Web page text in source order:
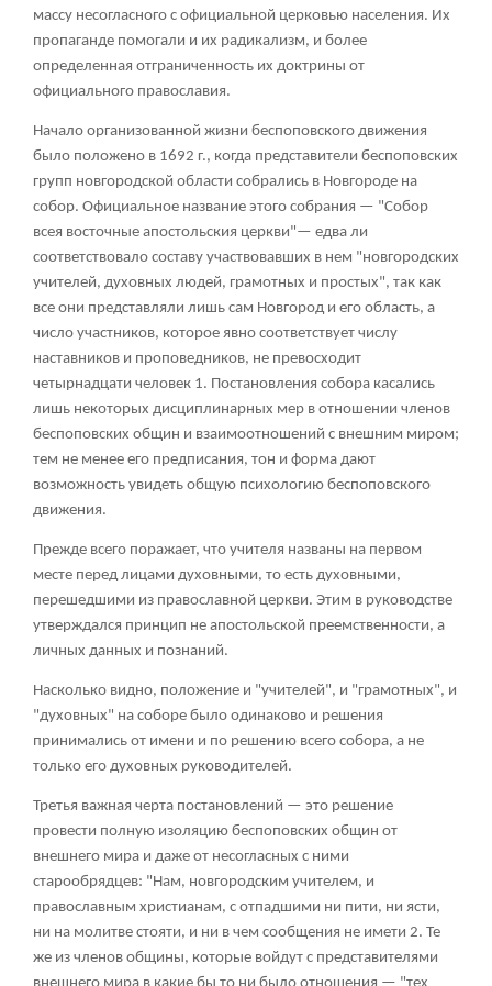
массу несогласного с официальной церковью населения. Их
пропаганде помогали и их радикализм, и более
определенная отграниченность их доктрины от
официального православия.
Начало организованной жизни беспоповского движения
было положено в 1692 г., когда представители беспоповских
групп новгородской области собрались в Новгороде на
собор. Официальное название этого собрания — "Собор
всея восточные апостольския церкви"— едва ли
соответствовало составу участвовавших в нем "новгородских
учителей, духовных людей, грамотных и простых", так как
все они представляли лишь сам Новгород и его область, а
число участников, которое явно соответствует числу
наставников и проповедников, не превосходит
четырнадцати человек 1. Постановления собора касались
лишь некоторых дисциплинарных мер в отношении членов
беспоповских общин и взаимоотношений с внешним миром;
тем не менее его предписания, тон и форма дают
возможность увидеть общую психологию беспоповского
движения.
Прежде всего поражает, что учителя названы на первом
месте перед лицами духовными, то есть духовными,
перешедшими из православной церкви. Этим в руководстве
утверждался принцип не апостольской преемственности, а
личных данных и познаний.
Насколько видно, положение и "учителей", и "грамотных", и
"духовных" на соборе было одинаково и решения
принимались от имени и по решению всего собора, а не
только его духовных руководителей.
Третья важная черта постановлений — это решение
провести полную изоляцию беспоповских общин от
внешнего мира и даже от несогласных с ними
старообрядцев: "Нам, новгородским учителем, и
православным христианам, с отпадшими ни пити, ни ясти,
ни на молитве стояти, и ни в чем сообщения не имети 2. Те
же из членов общины, которые войдут с представителями
внешнего мира в какие бы то ни было отношения — "тех